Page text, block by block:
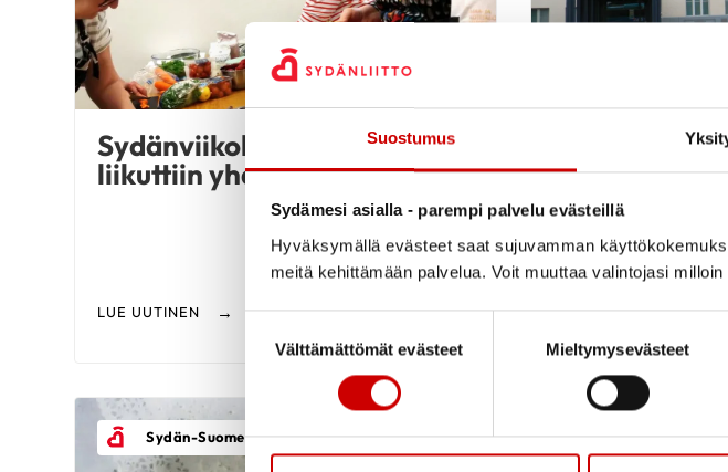
Suostumus
Sydämesi asialla - parempi palvelu evästeillä
Hyväksymällä evästeet saat sujuvamman
meitä kehittämään palvelua. Voit muuttaa valintojasi
Välttämättömät evästeet
Mieltymysevästeet
Sydänviikolla kokattiin ja
liikuttiin yhdessä
LUE UUTINEN
Kesäretkellä
26.5....
LUE UUTINEN
Sydän-Suomen alue ry Kangasalan